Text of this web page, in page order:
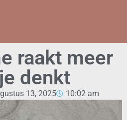
raakt meer
denkt
13, 2025 10:02 am